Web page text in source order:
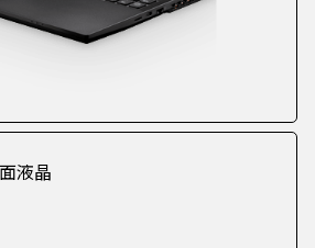
液晶